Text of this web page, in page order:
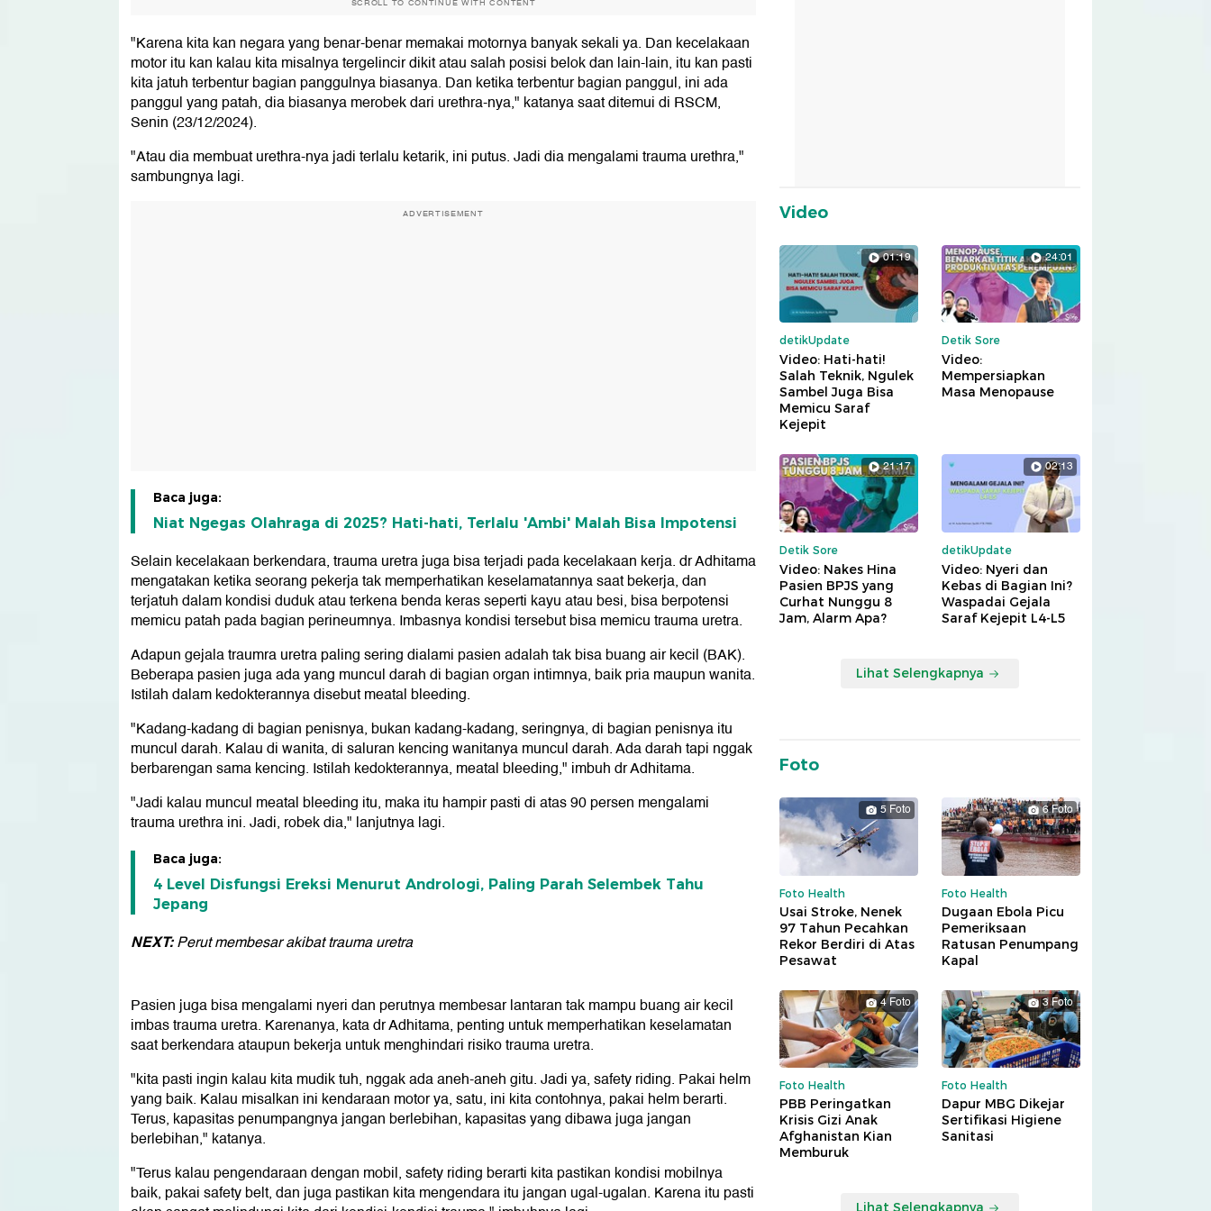
SCROLL TO CONTINUE WITH CONTENT
"Karena kita kan negara yang benar-benar memakai motornya banyak sekali ya. Dan kecelakaan
motor itu kan kalau kita misalnya tergelincir dikit atau salah posisi belok dan lain-lain, itu kan pasti
kita jatuh terbentur bagian panggulnya biasanya. Dan ketika terbentur bagian panggul, ini ada
panggul yang patah, dia biasanya merobek dari urethra-nya," katanya saat ditemui di RSCM,
Senin (23/12/2024).
"Atau dia membuat urethra-nya jadi terlalu ketarik, ini putus. Jadi dia mengalami trauma urethra,"
sambungnya lagi.
ADVERTISEMENT
Baca juga:
Niat Ngegas Olahraga di 2025? Hati-hati, Terlalu 'Ambi' Malah Bisa Impotensi
Selain kecelakaan berkendara, trauma uretra juga bisa terjadi pada kecelakaan kerja. dr Adhitama
mengatakan ketika seorang pekerja tak memperhatikan keselamatannya saat bekerja, dan
terjatuh dalam kondisi duduk atau terkena benda keras seperti kayu atau besi, bisa berpotensi
memicu patah pada bagian perineumnya. Imbasnya kondisi tersebut bisa memicu trauma uretra.
Adapun gejala traumra uretra paling sering dialami pasien adalah tak bisa buang air kecil (BAK).
Beberapa pasien juga ada yang muncul darah di bagian organ intimnya, baik pria maupun wanita.
Istilah dalam kedokterannya disebut meatal bleeding.
"Kadang-kadang di bagian penisnya, bukan kadang-kadang, seringnya, di bagian penisnya itu
muncul darah. Kalau di wanita, di saluran kencing wanitanya muncul darah. Ada darah tapi nggak
berbarengan sama kencing. Istilah kedokterannya, meatal bleeding," imbuh dr Adhitama.
"Jadi kalau muncul meatal bleeding itu, maka itu hampir pasti di atas 90 persen mengalami
trauma urethra ini. Jadi, robek dia," lanjutnya lagi.
Baca juga:
4 Level Disfungsi Ereksi Menurut Andrologi, Paling Parah Selembek Tahu
Jepang
NEXT:Perut membesar akibat trauma uretra
Pasien juga bisa mengalami nyeri dan perutnya membesar lantaran tak mampu buang air kecil
imbas trauma uretra. Karenanya, kata dr Adhitama, penting untuk memperhatikan keselamatan
saat berkendara ataupun bekerja untuk menghindari risiko trauma uretra.
"kita pasti ingin kalau kita mudik tuh, nggak ada aneh-aneh gitu. Jadi ya, safety riding. Pakai helm
yang baik. Kalau misalkan ini kendaraan motor ya, satu, ini kita contohnya, pakai helm berarti.
Terus, kapasitas penumpangnya jangan berlebihan, kapasitas yang dibawa juga jangan
berlebihan," katanya.
"Terus kalau pengendaraan dengan mobil, safety riding berarti kita pastikan kondisi mobilnya
baik, pakai safety belt, dan juga pastikan kita mengendara itu jangan ugal-ugalan. Karena itu pasti
Video
01:19
detikUpdate
Video: Hati-hati!
Salah Teknik, Ngulek
Sambel Juga Bisa
Memicu Saraf
Kejepit
24:01
Detik Sore
Video:
Mempersiapkan
Masa Menopause
21:17
Detik Sore
Video: Nakes Hina
Pasien BPJS yang
Curhat Nunggu 8
Jam, Alarm Apa?
02:13
detikUpdate
Video: Nyeri dan
Kebas di Bagian Ini?
Waspadai Gejala
Saraf Kejepit L4-L5
Lihat Selengkapnya
Foto
5 Foto
Foto Health
Usai Stroke, Nenek
97 Tahun Pecahkan
Rekor Berdiri di Atas
Pesawat
6 Foto
Foto Health
Dugaan Ebola Picu
Pemeriksaan
Ratusan Penumpang
Kapal
4 Foto
Foto Health
PBB Peringatkan
Krisis Gizi Anak
Afghanistan Kian
Memburuk
3 Foto
Foto Health
Dapur MBG Dikejar
Sertifikasi Higiene
Sanitasi
Lihat Selengkapnya